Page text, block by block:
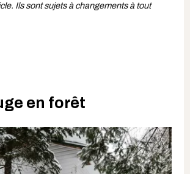
Ils sont sujets à changements à tout
en forêt